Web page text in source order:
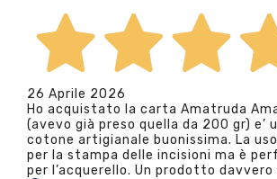
26 Aprile 2026
Ho acquistato la carta Amatruda
(avevo già preso quella da 200 gr) e’
cotone artigianale buonissima. La
per la stampa delle incisioni ma è
per l’acquerello. Un prodotto